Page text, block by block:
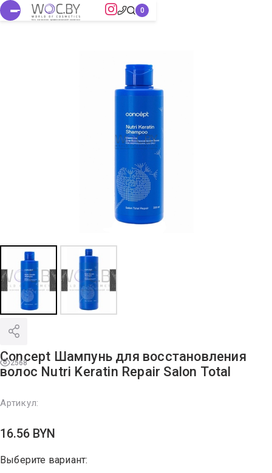
2568
Concept Шампунь для восстановления
волос Nutri Keratin Repair Salon Total
Артикул:
16.56 BYN
Выберите вариант: